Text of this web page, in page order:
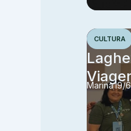
CULTURA
Marina19/